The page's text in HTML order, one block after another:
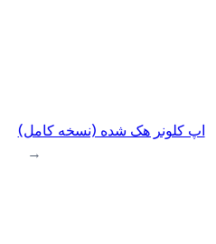
اپ کلونر هک شده (نسخه کامل)
→